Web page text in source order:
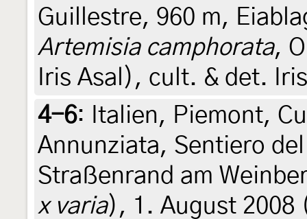
Guillestre, 960 m,
Artemisia camphorata,
Iris Asal), cult. & det.
4-6:
Italien, Piemont,
Annunziata, Sentiero
Straßenrand am
x varia), 1. August 2008